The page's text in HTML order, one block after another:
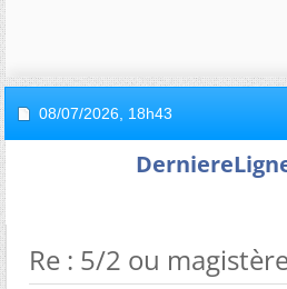
08/07/2026, 18h43
Re : 5/2 ou